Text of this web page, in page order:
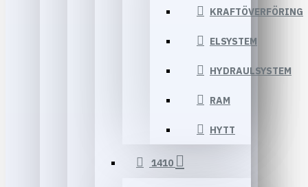
KRAFTÖVERFÖRING
ELSYSTEM
HYDRAULSYSTEM
RAM
HYTT
1410